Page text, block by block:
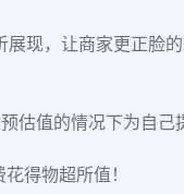
现，让商家更正脸
估值的情况下为自
得物超所值！